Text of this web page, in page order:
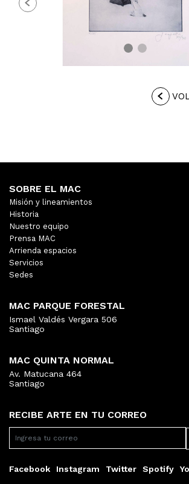
Previous
RECIBE ARTE EN TU CORREO
Facebook Instagram Twitter Spotify
SOBRE EL MAC
Misión y lineamientos
Historia
Nuestro equipo
Prensa MAC
Arrienda espacios
Servicios
Sedes
MAC PARQUE FORESTAL
Ismael Valdés Vergara 506
Santiago
MAC QUINTA NORMAL
Av. Matucana 464
Santiago